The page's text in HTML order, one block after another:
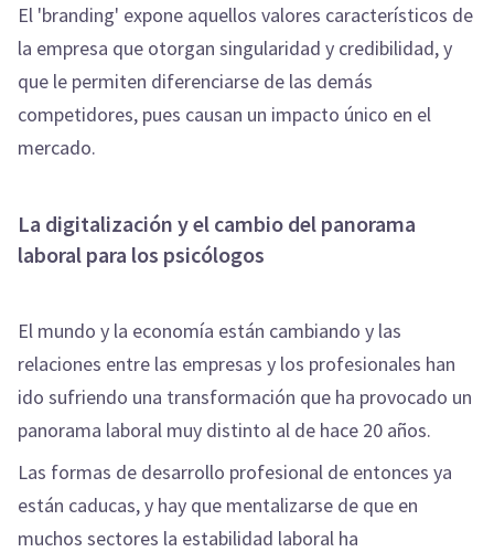
El 'branding' expone aquellos valores característicos de
la empresa que otorgan singularidad y credibilidad, y
que le permiten diferenciarse de las demás
competidores, pues causan un impacto único en el
mercado.
La digitalización y el cambio del panorama
laboral para los psicólogos
El mundo y la economía están cambiando y las
relaciones entre las empresas y los profesionales han
ido sufriendo una transformación que ha provocado un
panorama laboral muy distinto al de hace 20 años.
Las formas de desarrollo profesional de entonces ya
están caducas, y hay que mentalizarse de que en
muchos sectores la estabilidad laboral ha